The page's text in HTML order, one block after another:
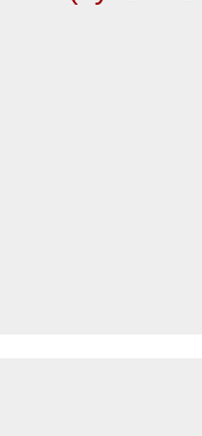
Мария
Леной, Тула,